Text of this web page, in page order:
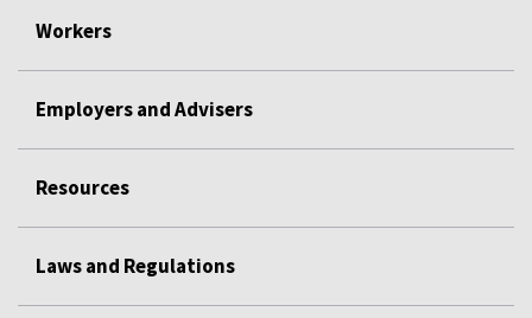
Workers
Employers and Advisers
Resources
Laws and Regulations